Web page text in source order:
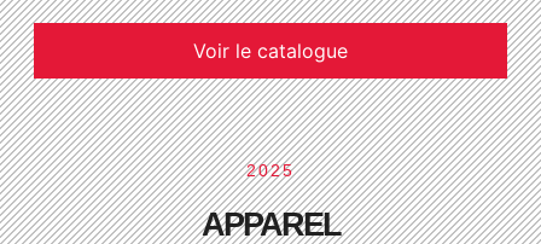
Voir le catalogue
2025
APPAREL